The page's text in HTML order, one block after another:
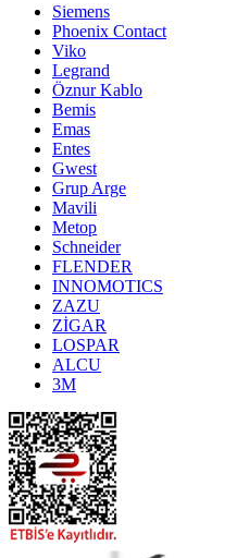
Siemens
Phoenix Contact
Viko
Legrand
Öznur Kablo
Bemis
Emas
Entes
Gwest
Grup Arge
Mavili
Metop
Schneider
FLENDER
INNOMOTICS
ZAZU
ZİGAR
LOSPAR
ALCU
3M